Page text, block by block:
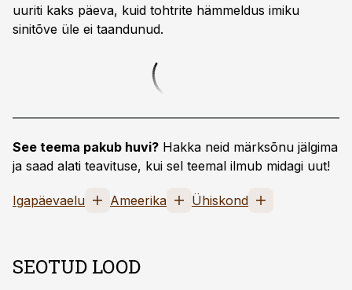
uuriti kaks päeva, kuid tohtrite hämmeldus imiku
sinitõve üle ei taandunud.
See teema pakub huvi? Hakka neid märksõnu jälgima
ja saad alati teavituse, kui sel teemal ilmub midagi uut!
Igapäevaelu Ameerika Ühiskond
SEOTUD LOOD